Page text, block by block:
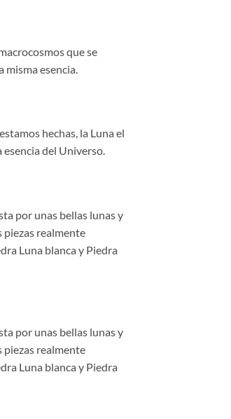
que se
esencia.
hechas, la Luna el
esencia del Universo.
por unas bellas lunas y
piezas realmente
Luna blanca y Piedra
por unas bellas lunas y
piezas realmente
Luna blanca y Piedra